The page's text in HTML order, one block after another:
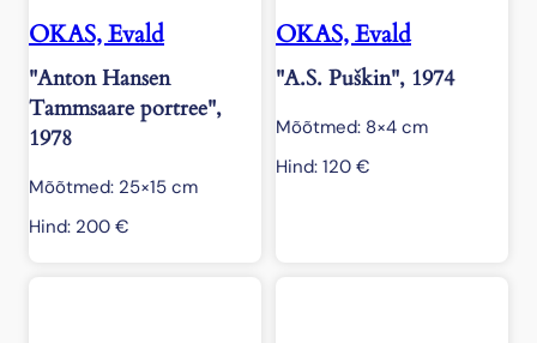
OKAS, Evald
"Anton Hansen
Tammsaare portree",
1978
Mõõtmed: 25×15 cm
Hind: 200 €
OKAS, Evald
"A.S. Puškin", 1974
Mõõtmed: 8×4 cm
Hind: 120 €